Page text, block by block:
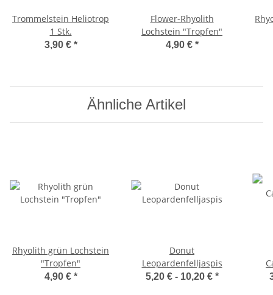
Trommelstein Heliotrop
1 Stk.
3,90 € *
Flower-Rhyolith
Lochstein "Tropfen"
4,90 € *
Ähnliche Artikel
Rhyolith grün Lochstein
"Tropfen"
4,90 € *
Donut
Leopardenfelljaspis
5,20 € - 10,20 € *